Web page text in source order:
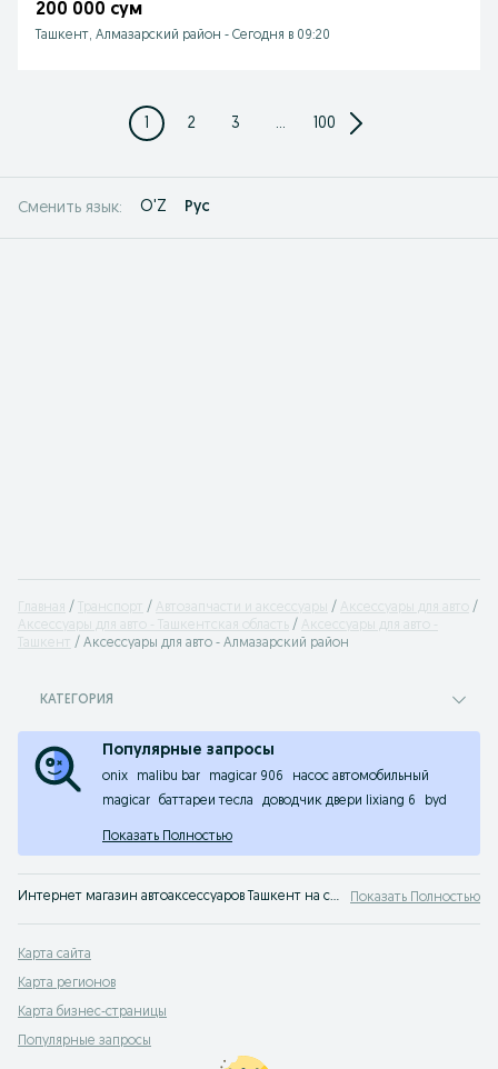
200 000 сум
Ташкент, Алмазарский район - Сегодня в 09:20
1 2 3 ... 100
Сменить язык: O'Z Рус
Главная Транспорт Автозапчасти и аксессуары
Аксессуары для авто
Аксессуары для авто - Ташкентская область
Аксессуары для авто -
Ташкент
Аксессуары для авто - Алмазарский район
КАТЕГОРИЯ
Популярные запросы
onix malibu bar magicar 906
насос автомобильный
magicar
баттареи тесла доводчик двери lixiang 6 byd
Показать Полностью
Интернет магазин автоаксессуаров Ташкент на сайте OLX.uz Ташкент. Выгодные предложения недорого купить аксессуары для автомобиля ждут вас! Показать Полностью
Карта сайта
Карта регионов
Карта бизнес-страницы
Популярные запросы